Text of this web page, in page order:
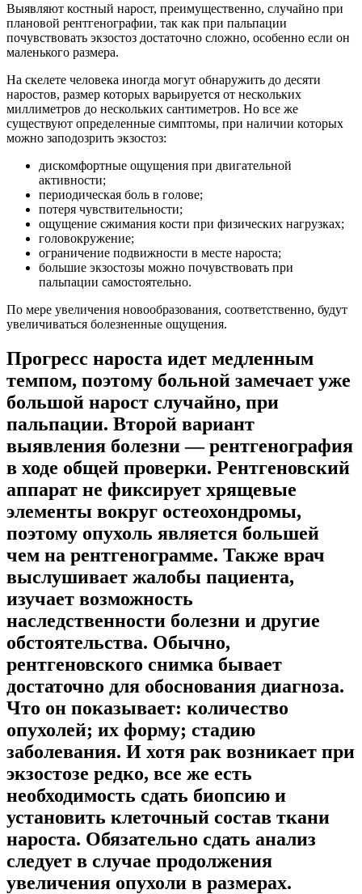
Выявляют костный нарост, преимущественно, случайно при
плановой рентгенографии, так как при пальпации
почувствовать экзостоз достаточно сложно, особенно если он
маленького размера.
На скелете человека иногда могут обнаружить до десяти
наростов, размер которых варьируется от нескольких
миллиметров до нескольких сантиметров. Но все же
существуют определенные симптомы, при наличии которых
можно заподозрить экзостоз:
дискомфортные ощущения при двигательной
активности;
периодическая боль в голове;
потеря чувствительности;
ощущение сжимания кости при физических нагрузках;
головокружение;
ограничение подвижности в месте нароста;
большие экзостозы можно почувствовать при
пальпации самостоятельно.
По мере увеличения новообразования, соответственно, будут
увеличиваться болезненные ощущения.
Прогресс нароста идет медленным
темпом, поэтому больной замечает уже
большой нарост случайно, при
пальпации. Второй вариант
выявления болезни — рентгенография
в ходе общей проверки. Рентгеновский
аппарат не фиксирует хрящевые
элементы вокруг остеохондромы,
поэтому опухоль является большей
чем на рентгенограмме. Также врач
выслушивает жалобы пациента,
изучает возможность
наследственности болезни и другие
обстоятельства. Обычно,
рентгеновского снимка бывает
достаточно для обоснования диагноза.
Что он показывает: количество
опухолей; их форму; стадию
заболевания. И хотя рак возникает при
экзостозе редко, все же есть
необходимость сдать биопсию и
установить клеточный состав ткани
нароста. Обязательно сдать анализ
следует в случае продолжения
увеличения опухоли в размерах.